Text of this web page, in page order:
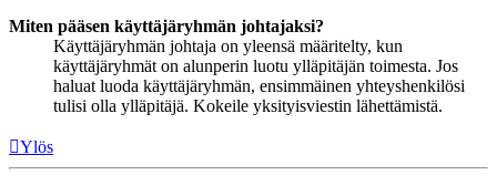
Miten pääsen käyttäjäryhmän johtajaksi?
Käyttäjäryhmän johtaja on yleensä määritelty, kun
käyttäjäryhmät on alunperin luotu ylläpitäjän toimesta. Jos
haluat luoda käyttäjäryhmän, ensimmäinen yhteyshenkilösi
tulisi olla ylläpitäjä. Kokeile yksityisviestin lähettämistä.
Ylös